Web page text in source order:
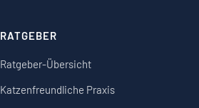
RATGEBER
Ratgeber-Übersicht
Katzenfreundliche Praxis